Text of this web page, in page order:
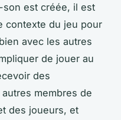
est créée, il est
contexte du jeu pour
avec les autres
de jouer au
des
membres de
des joueurs, et